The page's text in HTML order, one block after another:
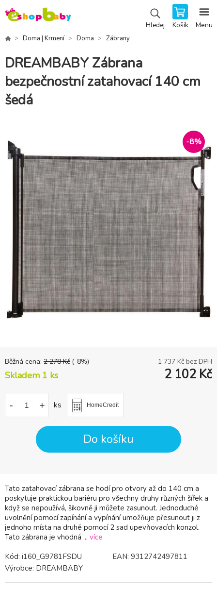
Hledej Košík Menu
Doma | Krmení Doma Zábrany
DREAMBABY Zábrana
bezpečnostní zatahovací 140 cm
šedá
-8%
Tato zatahovací zábrana se hodí pro otvory až do 140 cm a
poskytuje praktickou bariéru pro všechny druhy různých šířek a
když se nepoužívá, šikovně ji můžete zasunout. Jednoduché
uvolnění pomocí zapínání a vypínání umožňuje přesunout ji z
jednoho místa na druhé pomocí 2 sad upevňovacích konzol.
Tato zábrana je vhodná ... více
Běžná cena: 2 278 Kč (-8%) 1 737 Kč bez DPH
Skladem 1 ks 2 102 Kč
- + ks HomeCredit
Do košíku
Kód: i160_G9781FSDU EAN: 9312742497811
Výrobce: DREAMBABY